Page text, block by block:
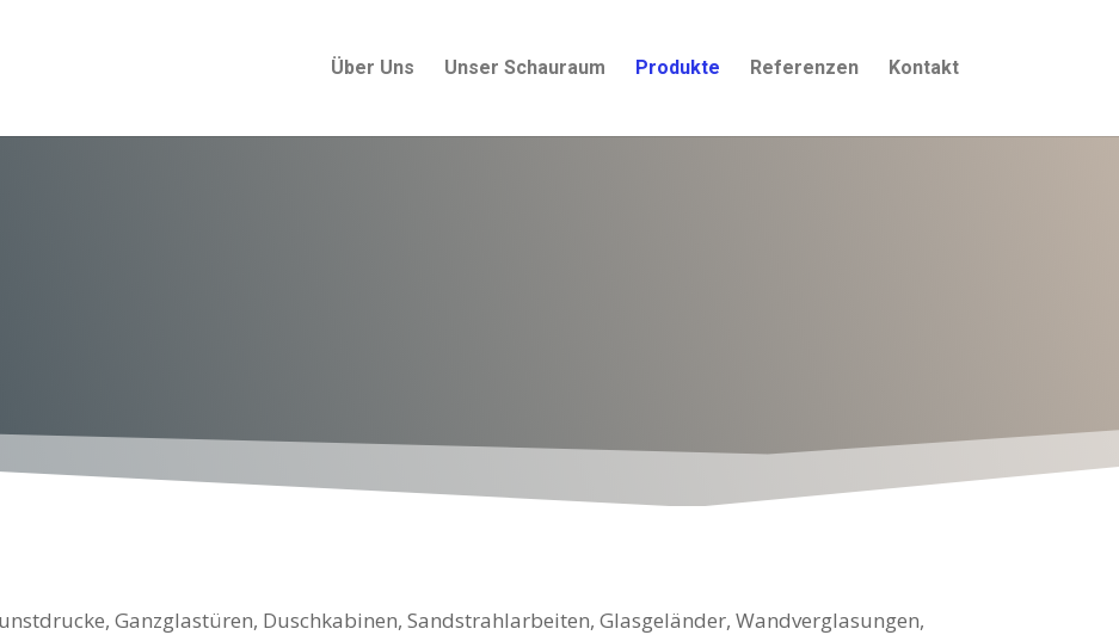
Über Uns Unser Schauraum Produkte Referenzen Kontakt
Ganzglastüren, Duschkabinen, Sandstrahlarbeiten, Glasgeländer, Wandverglasungen,